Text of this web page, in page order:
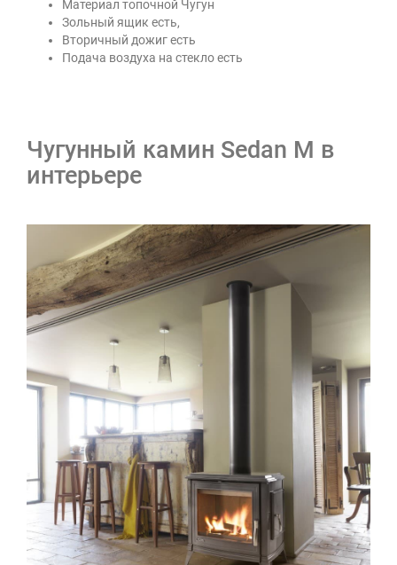
Материал топочной Чугун
Зольный ящик есть,
Вторичный дожиг есть
Подача воздуха на стекло есть
Чугунный камин Sedan M в
интерьере